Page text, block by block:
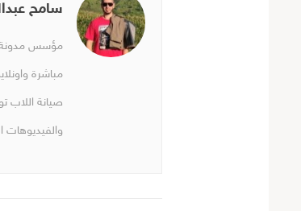
سامح
مؤسس مدونة
مباشرة
صيانة اللاب
والفيديوهات